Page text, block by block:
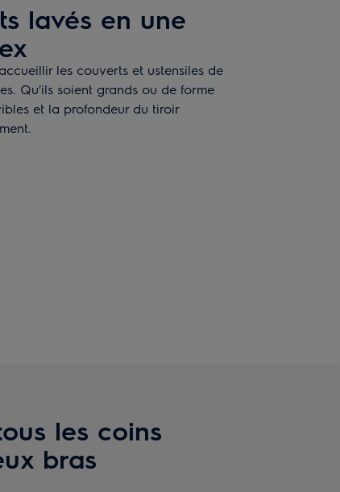
lavés en une
les couverts et ustensiles de
Qu'ils soient grands ou de forme
et la profondeur du tiroir
les coins
bras